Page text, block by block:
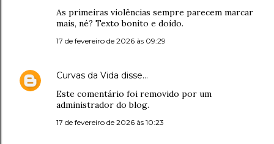
As primeiras violências sempre parecem marcar
mais, né? Texto bonito e doído.
17 de fevereiro de 2026 às 09:29
Curvas da Vida disse…
Este comentário foi removido por um
administrador do blog.
17 de fevereiro de 2026 às 10:23